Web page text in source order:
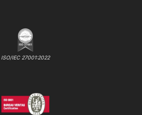
ISO/IEC 27001:2022